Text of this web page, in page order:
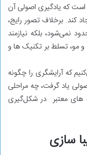
که یادگیری اصولی آن
کند. برخلاف تصور رایج،
نمی‌شود، بلکه نیازمند
مو، تسلط بر تکنیک ‌ها و
که آرایشگری را چگونه
یاد گرفت، چه مراحلی
های معتبر در شکل‌گیری
سازی